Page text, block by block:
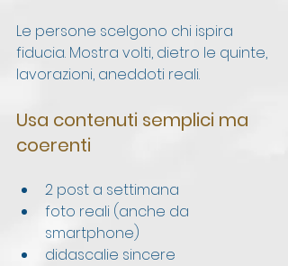
Le persone scelgono chi ispira
fiducia. Mostra volti, dietro le quinte,
lavorazioni, aneddoti reali.
Usa contenuti semplici ma
coerenti
2 post a settimana
foto reali (anche da
smartphone)
didascalie sincere